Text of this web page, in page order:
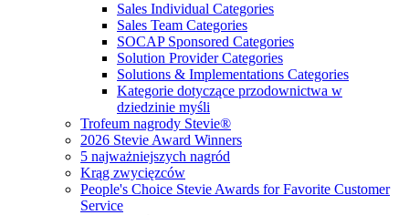
Sales Individual Categories
Sales Team Categories
SOCAP Sponsored Categories
Solution Provider Categories
Solutions & Implementations Categories
Kategorie dotyczące przodownictwa w
dziedzinie myśli
Trofeum nagrody Stevie®
2026 Stevie Award Winners
5 najważniejszych nagród
Krąg zwycięzców
People's Choice Stevie Awards for Favorite Customer
Service